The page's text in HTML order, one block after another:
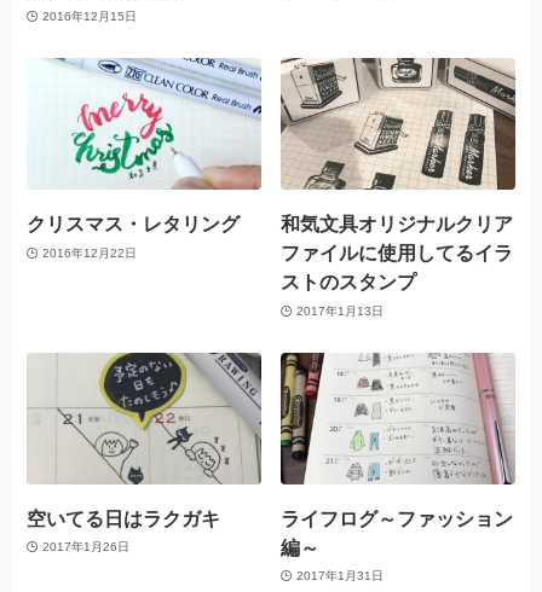
2016年12月15日
クリスマス・レタリング
2016年12月22日
和気文具オリジナルクリア
ファイルに使用してるイラ
ストのスタンプ
2017年1月13日
空いてる日はラクガキ
2017年1月26日
ライフログ～ファッション
編～
2017年1月31日